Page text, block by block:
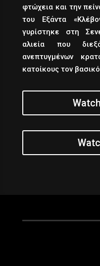
φτώχεια και την
του Εξάντα
γυρίστηκε στη
αλιεία που
ανεπτυγμένων
κατοίκους τον